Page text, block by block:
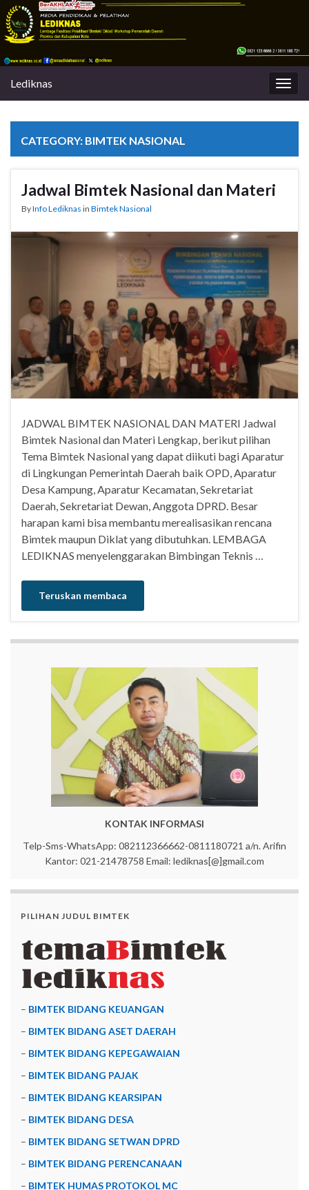
Lediknas
CATEGORY: BIMTEK NASIONAL
Jadwal Bimtek Nasional dan Materi
ByInfo Lediknas in Bimtek Nasional
JADWAL BIMTEK NASIONAL DAN MATERI Jadwal
Bimtek Nasional dan Materi Lengkap, berikut pilihan
Tema Bimtek Nasional yang dapat diikuti bagi Aparatur
di Lingkungan Pemerintah Daerah baik OPD, Aparatur
Desa Kampung, Aparatur Kecamatan, Sekretariat
Daerah, Sekretariat Dewan, Anggota DPRD. Besar
harapan kami bisa membantu merealisasikan rencana
Bimtek maupun Diklat yang dibutuhkan. LEMBAGA
LEDIKNAS menyelenggarakan Bimbingan Teknis …
Teruskan membaca
KONTAK INFORMASI
Telp-Sms-WhatsApp: 082112366662-0811180721 a/n. Arifin
Kantor: 021-21478758 Email: lediknas[@]gmail.com
PILIHAN JUDUL BIMTEK
– BIMTEK BIDANG KEUANGAN
– BIMTEK BIDANG ASET DAERAH
– BIMTEK BIDANG KEPEGAWAIAN
– BIMTEK BIDANG PAJAK
– BIMTEK BIDANG KEARSIPAN
– BIMTEK BIDANG DESA
– BIMTEK BIDANG SETWAN DPRD
– BIMTEK BIDANG PERENCANAAN
– BIMTEK HUMAS PROTOKOL MC